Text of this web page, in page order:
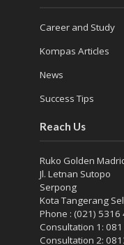
Career and Study
Kompas Articles
News
Success Tips
Reach Us
Ruko Golden
Jl. Letnan Sutopo
Serpong
Kota Tangerang
Phone : (021) 5316
Consultation 1:
Consultation 2: